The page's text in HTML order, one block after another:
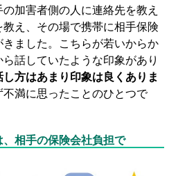
加害者側の人に連絡先を教え
え、その場で携帯に相手保険
ました。こちらが若いからか
話していたような印象があり
方はあまり印象は良くありま
不満に思ったことのひとつで
相手の保険会社負担で